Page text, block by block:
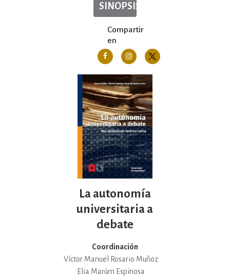
SINOPSIS
Compartir
en
La autonomía
universitaria a
debate
Coordinación
Víctor Manuel Rosario Muñoz
Elia Marúm Espinosa